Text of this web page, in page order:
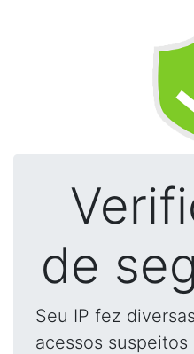
de
Seu IP fez
acessos